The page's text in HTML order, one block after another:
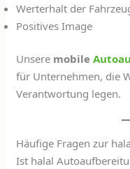
Werterhalt der
Positives Image
Unsere mobile
für Unternehmen, die
Verantwortung legen.
Häufige Fragen zur
Ist halal